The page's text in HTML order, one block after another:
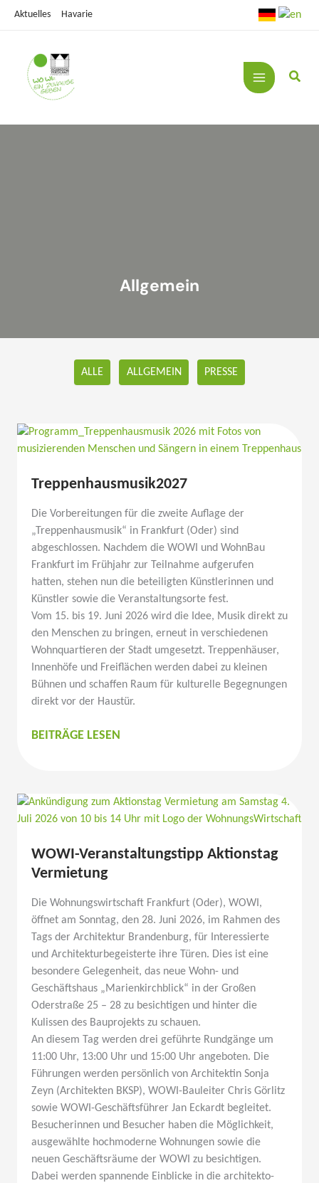
Aktuelles Havarie
Allgemein
ALLE ALLGEMEIN PRESSE
Treppenhausmusik2027
Die Vorbe­rei­tungen für die zweite Auflage der
„Treppen­haus­musik“ in Frankfurt (Oder) sind
abgeschlossen. Nachdem die WOWI und WohnBau
Frankfurt im Frühjahr zur Teilnahme aufge­rufen
hatten, stehen nun die betei­ligten Künst­le­rinnen und
Künstler sowie die Veran­stal­tungsorte fest.
Vom 15. bis 19. Juni 2026 wird die Idee, Musik direkt zu
den Menschen zu bringen, erneut in verschie­denen
Wohnquar­tieren der Stadt umgesetzt. Treppen­häuser,
Innenhöfe und Freiflächen werden dabei zu kleinen
Bühnen und schaffen Raum für kultu­relle Begeg­nungen
direkt vor der Haustür.
TREPPENHAUSMUSIK2027
BEITRÄGE LESEN
WOWI-Veran­stal­tungstipp Aktionstag
Vermietung
Die Wohnungs­wirt­schaft Frankfurt (Oder), WOWI,
öffnet am Sonntag, den 28. Juni 2026, im Rahmen des
Tags der Archi­tektur Brandenburg, für Inter­es­sierte
und Archi­tek­tur­be­geis­terte ihre Türen. Dies ist eine
besondere Gelegenheit, das neue Wohn- und
Geschäftshaus „Marien­kirch­blick“ in der Großen
Oderstraße 25 – 28 zu besich­tigen und hinter die
Kulissen des Baupro­jekts zu schauen.
An diesem Tag werden drei geführte Rundgänge um
11:00 Uhr, 13:00 Uhr und 15:00 Uhr angeboten. Die
Führungen werden persönlich von Archi­tektin Sonja
Zeyn (Archi­tekten BKSP), WOWI-Bauleiter Chris Görlitz
sowie WOWI-Geschäfts­führer Jan Eckardt begleitet.
Besuche­rinnen und Besucher haben die Möglichkeit,
ausge­wählte hochmo­derne Wohnungen sowie die
neuen Geschäfts­räume der WOWI zu besich­tigen.
Dabei werden spannende Einblicke in die archi­tek­to­